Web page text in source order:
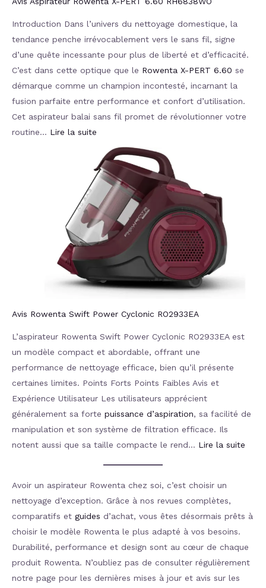
Introduction Dans l’univers du nettoyage domestique, la
tendance penche irrévocablement vers le sans fil, signe
d’une quête incessante pour plus de liberté et d’efficacité.
C’est dans cette optique que le Rowenta X-PERT 6.60 se
démarque comme un champion incontesté, incarnant la
fusion parfaite entre performance et confort d’utilisation.
Cet aspirateur balai sans fil promet de révolutionner votre
routine… Lire la suite
Avis Rowenta Swift Power Cyclonic ‎RO2933EA
L’aspirateur Rowenta Swift Power Cyclonic RO2933EA est
un modèle compact et abordable, offrant une
performance de nettoyage efficace, bien qu’il présente
certaines limites. Points Forts Points Faibles Avis et
Expérience Utilisateur Les utilisateurs apprécient
généralement sa forte puissance d’aspiration, sa facilité de
manipulation et son système de filtration efficace. Ils
notent aussi que sa taille compacte le rend… Lire la suite
Avoir un aspirateur Rowenta chez soi, c’est choisir un
nettoyage d’exception. Grâce à nos revues complètes,
comparatifs et guides d’achat, vous êtes désormais prêts à
choisir le modèle Rowenta le plus adapté à vos besoins.
Durabilité, performance et design sont au cœur de chaque
produit Rowenta. N’oubliez pas de consulter régulièrement
notre page pour les dernières mises à jour et avis sur les